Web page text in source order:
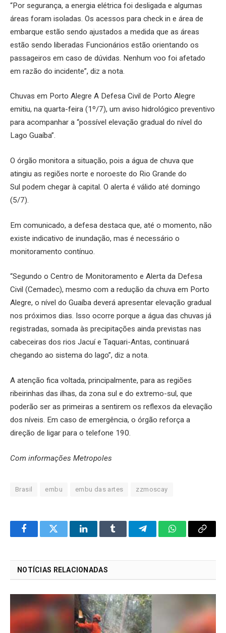
“Por segurança, a energia elétrica foi desligada e algumas
áreas foram isoladas. Os acessos para check in e área de
embarque estão sendo ajustados a medida que as áreas
estão sendo liberadas Funcionários estão orientando os
passageiros em caso de dúvidas. Nenhum voo foi afetado
em razão do incidente”, diz a nota.
Chuvas em Porto Alegre A Defesa Civil de Porto Alegre
emitiu, na quarta-feira (1º/7), um aviso hidrológico preventivo
para acompanhar a “possível elevação gradual do nível do
Lago Guaíba”.
O órgão monitora a situação, pois a água de chuva que
atingiu as regiões norte e noroeste do Rio Grande do
Sul podem chegar à capital. O alerta é válido até domingo
(5/7).
Em comunicado, a defesa destaca que, até o momento, não
existe indicativo de inundação, mas é necessário o
monitoramento contínuo.
“Segundo o Centro de Monitoramento e Alerta da Defesa
Civil (Cemadec), mesmo com a redução da chuva em Porto
Alegre, o nível do Guaíba deverá apresentar elevação gradual
nos próximos dias. Isso ocorre porque a água das chuvas já
registradas, somada às precipitações ainda previstas nas
cabeceiras dos rios Jacuí e Taquari-Antas, continuará
chegando ao sistema do lago”, diz a nota.
A atenção fica voltada, principalmente, para as regiões
ribeirinhas das ilhas, da zona sul e do extremo-sul, que
poderão ser as primeiras a sentirem os reflexos da elevação
dos níveis. Em caso de emergência, o órgão reforça a
direção de ligar para o telefone 190.
Com informações Metropoles
Brasil embu embu das artes zzmoscay
FacebookTwitter LinkedInTumblr TelegramWhatsApp
Copy
NOTÍCIAS RELACIONADAS